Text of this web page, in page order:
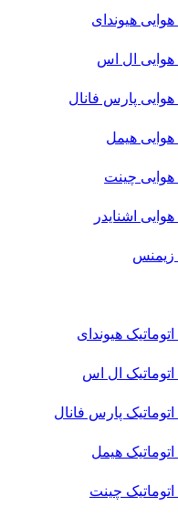
هیوندای
هوایی ال اس
هوایی پارس فانال
هوایی هیمل
هوایی چینت
اشنایدر
زیمنس
هیوندای
اتوماتیک ال اس
پارس فانال
هیمل
چینت